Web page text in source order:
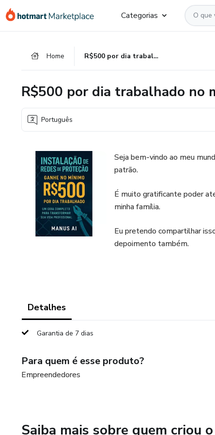
para
para
para
Categorias
Home R$500 por dia trabalhado no mínimo
R$500 por dia trabalhado no
Português
Seja bem-vindo ao meu
patrão.
É muito gratificante poder
minha família.
Eu pretendo compartilhar
depoimento também.
Detalhes
Garantia de 7 dias
Para quem é esse produto?
Empreendedores
Saiba mais sobre quem criou